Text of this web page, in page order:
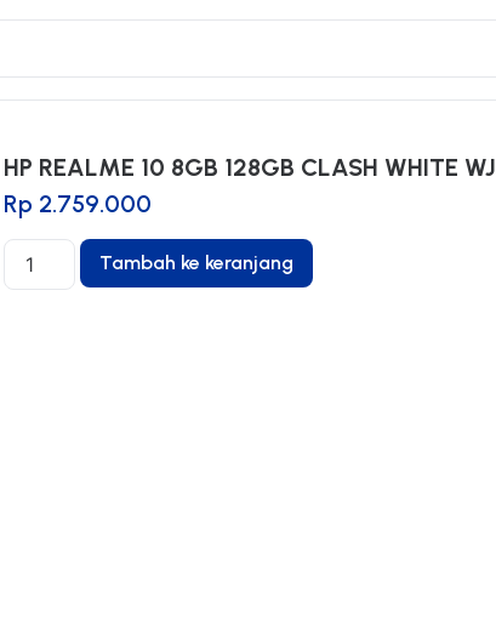
HP REALME 10 8GB 128GB CLASH WHITE WJ
Rp 2.759.000
Tambah ke keranjang